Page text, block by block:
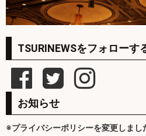
TSURINEWSをフォローす
お知らせ
※プライバシーポリシーを変更しまし